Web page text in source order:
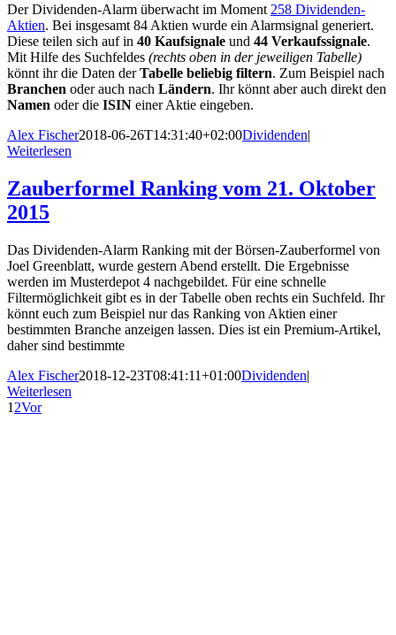
Der Dividenden-Alarm überwacht im Moment 258 Dividenden-
Aktien. Bei insgesamt 84 Aktien wurde ein Alarmsignal generiert.
Diese teilen sich auf in 40 Kaufsignale und 44 Verkaufssignale.
Mit Hilfe des Suchfeldes (rechts oben in der jeweiligen Tabelle)
könnt ihr die Daten derTabelle beliebig filtern. Zum Beispiel nach
Branchen oder auch nach Ländern. Ihr könnt aber auch direkt den
Namen oder die ISIN einer Aktie eingeben.
Alex Fischer2018-06-26T14:31:40+02:00Dividenden|
Weiterlesen
Zauberformel Ranking vom 21. Oktober
2015
Das Dividenden-Alarm Ranking mit der Börsen-Zauberformel von
Joel Greenblatt, wurde gestern Abend erstellt. Die Ergebnisse
werden im Musterdepot 4 nachgebildet. Für eine schnelle
Filtermöglichkeit gibt es in der Tabelle oben rechts ein Suchfeld. Ihr
könnt euch zum Beispiel nur das Ranking von Aktien einer
bestimmten Branche anzeigen lassen. Dies ist ein Premium-Artikel,
daher sind bestimmte
Alex Fischer2018-12-23T08:41:11+01:00Dividenden|
Weiterlesen
1 2Vor